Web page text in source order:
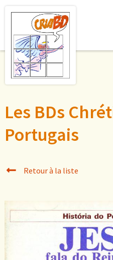
Les BDs
Portugais
Retour à la liste